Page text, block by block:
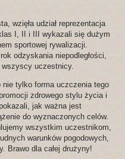
wzięła udział reprezentacja
I, II i III wykazali się dużym
sportowej rywalizacji.
odzyskania niepodległości,
wszyscy uczestnicy.
nie tylko forma uczczenia tego
zdrowego stylu życia i
jak ważna jest
do wyznaczonych celów.
wszystkim uczestnikom,
warunków pogodowych,
Brawo dla całej drużyny!